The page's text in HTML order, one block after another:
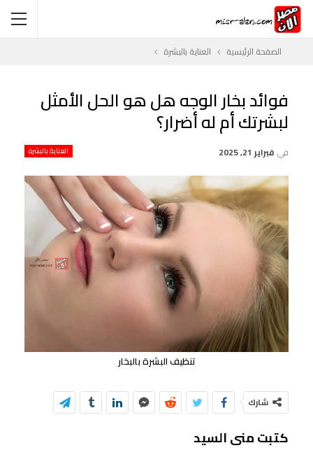
الصفحة الرئيسية العناية بالبشرة
فوائد بخار الوجه هل هو الحل الأمثل
لبشرتك أم له أضرار؟
العناية بالبشرة في فبراير 21, 2025
تنظيف البشرة بالبخار
شارك
كتبت منى السيد